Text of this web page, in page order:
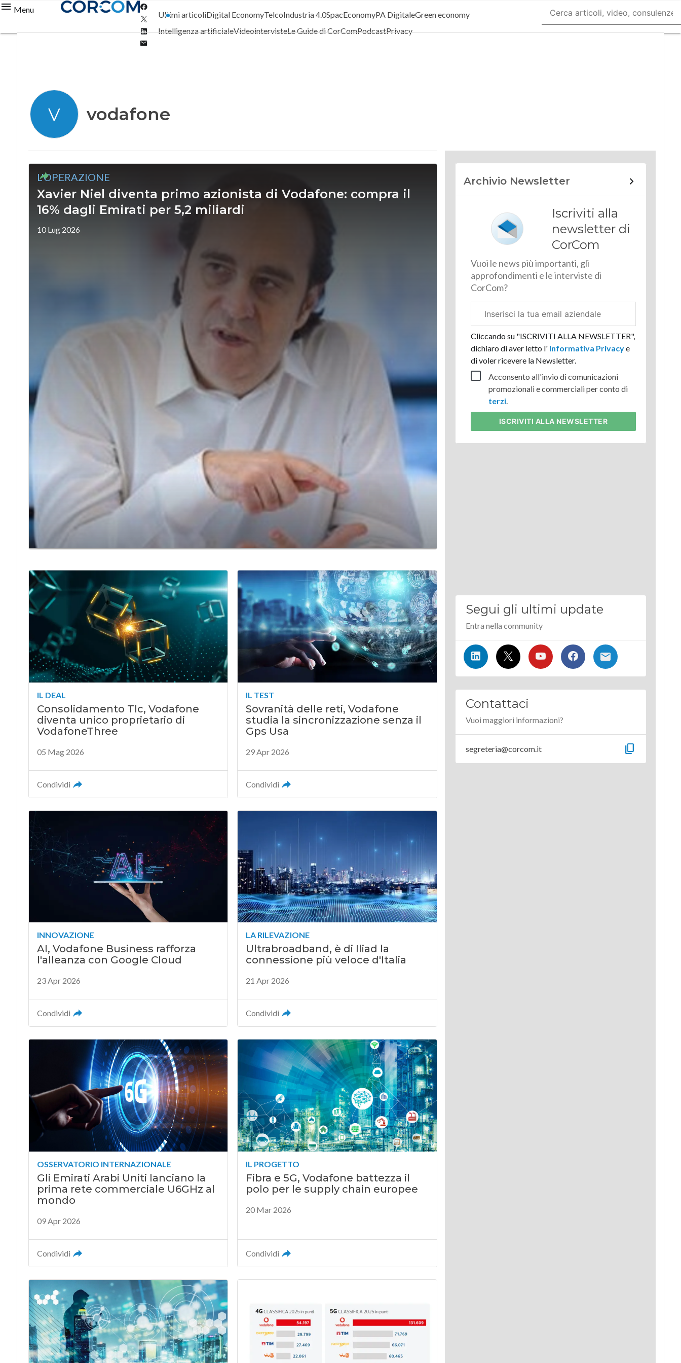
Menu
Twitter
Linkedin
Ultimi articoliDigital EconomyTelcoIndustria 4.0SpacEconomyPA DigitaleGreen economy
Intelligenza artificialeVideointervisteLe Guide di CorComPodcastPrivacy
V vodafone
L'OPERAZIONE
Xavier Niel diventa primo azionista di Vodafone: compra il
16% dagli Emirati per 5,2 miliardi
10 Lug 2026
IL DEAL
Consolidamento Tlc, Vodafone
diventa unico proprietario di
VodafoneThree
05 Mag 2026
Condividi
IL TEST
Sovranità delle reti, Vodafone
studia la sincronizzazione senza il
Gps Usa
29 Apr 2026
Condividi
INNOVAZIONE
AI, Vodafone Business rafforza
l'alleanza con Google Cloud
23 Apr 2026
Condividi
LA RILEVAZIONE
Ultrabroadband, è di Iliad la
connessione più veloce d'Italia
21 Apr 2026
Condividi
OSSERVATORIO INTERNAZIONALE
Gli Emirati Arabi Uniti lanciano la
prima rete commerciale U6GHz al
mondo
09 Apr 2026
Condividi
IL PROGETTO
Fibra e 5G, Vodafone battezza il
polo per le supply chain europee
20 Mar 2026
Condividi
Archivio Newsletter
Iscriviti alla
newsletter di
CorCom
Vuoi le news più importanti, gli
approfondimenti e le interviste di
CorCom?
aziendale
Cliccando su "ISCRIVITI ALLA NEWSLETTER",
dichiaro di aver letto l'Informativa Privacye
di voler ricevere la Newsletter.
Acconsento all'invio di comunicazioni
promozionali e commerciali per conto di
terzi.
ISCRIVITI ALLA NEWSLETTER
Segui gli ultimi update
Entra nella community
Contattaci
Vuoi maggiori informazioni?
segreteria@corcom.it content_copy